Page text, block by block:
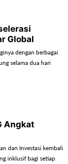
Global
dengan berbagai
selama dua hari
Angkat
dan Investasi kembali
inklusif bagi setiap